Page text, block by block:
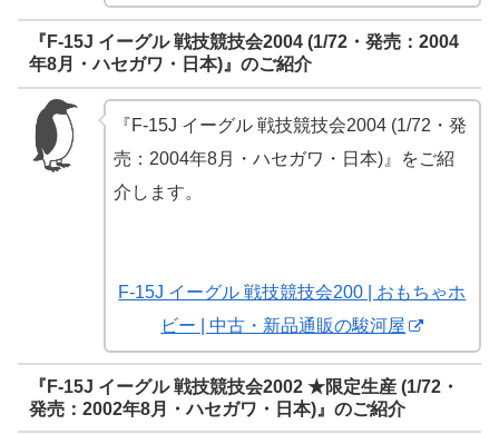
『F-15J イーグル 戦技競技会2004 (1/72・発売：2004
年8月・ハセガワ・日本)』のご紹介
『F-15J イーグル 戦技競技会2004 (1/72・発
売：2004年8月・ハセガワ・日本)』をご紹
介します。
F-15J イーグル 戦技競技会200 | おもちゃホ
ビー | 中古・新品通販の駿河屋
『F-15J イーグル 戦技競技会2002 ★限定生産 (1/72・
発売：2002年8月・ハセガワ・日本)』のご紹介